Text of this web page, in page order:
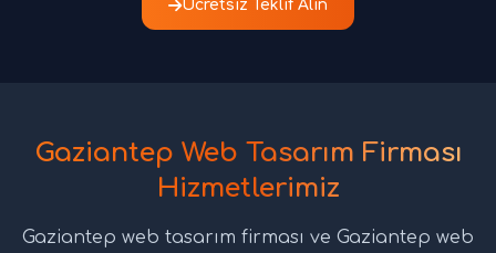
Ücretsiz Teklif Alın
Gaziantep Web Tasarım Firması
Hizmetlerimiz
Gaziantep web tasarım firması ve Gaziantep web